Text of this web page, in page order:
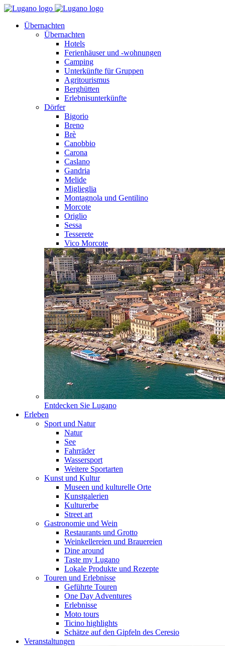
Übernachten
Übernachten
Hotels
Ferienhäuser und -wohnungen
Camping
Unterkünfte für Gruppen
Agritourismus
Berghütten
Erlebnisunterkünfte
Dörfer
Bigorio
Breno
Brè
Canobbio
Carona
Caslano
Gandria
Melide
Miglieglia
Montagnola und Gentilino
Morcote
Origlio
Sessa
Tesserete
Vico Morcote
Entdecken Sie Lugano
Erleben
Sport und Natur
Natur
See
Fahrräder
Wassersport
Weitere Sportarten
Kunst und Kultur
Museen und kulturelle Orte
Kunstgalerien
Kulturerbe
Street art
Gastronomie und Wein
Restaurants und Grotto
Weinkellereien und Brauereien
Dine around
Taste my Lugano
Lokale Produkte und Rezepte
Touren und Erlebnisse
Geführte Touren
One Day Adventures
Erlebnisse
Moto tours
Ticino highlights
Schätze auf den Gipfeln des Ceresio
Veranstaltungen